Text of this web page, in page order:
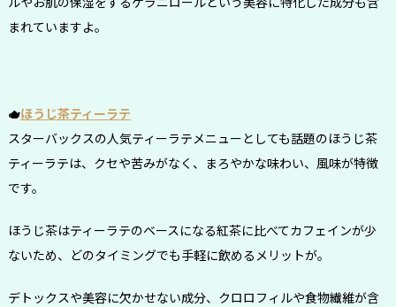
まれていますよ。
🫖ほうじ茶ティーラテ
スターバックスの人気ティーラテメニューとしても話題のほうじ茶
ティーラテは、クセや苦みがなく、まろやかな味わい、風味が特徴
です。
ほうじ茶はティーラテのベースになる紅茶に比べてカフェインが少
ないため、どのタイミングでも手軽に飲めるメリットが。
デトックスや美容に欠かせない成分、クロロフィルや食物繊維が含